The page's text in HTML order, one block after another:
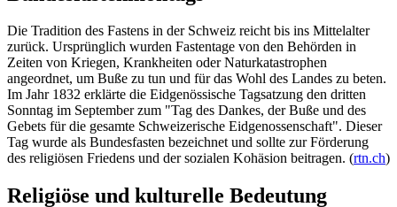
Die Tradition des Fastens in der Schweiz reicht bis ins Mittelalter
zurück. Ursprünglich wurden Fastentage von den Behörden in
Zeiten von Kriegen, Krankheiten oder Naturkatastrophen
angeordnet, um Buße zu tun und für das Wohl des Landes zu beten.
Im Jahr 1832 erklärte die Eidgenössische Tagsatzung den dritten
Sonntag im September zum "Tag des Dankes, der Buße und des
Gebets für die gesamte Schweizerische Eidgenossenschaft". Dieser
Tag wurde als Bundesfasten bezeichnet und sollte zur Förderung
des religiösen Friedens und der sozialen Kohäsion beitragen. (rtn.ch)
Religiöse und kulturelle Bedeutung